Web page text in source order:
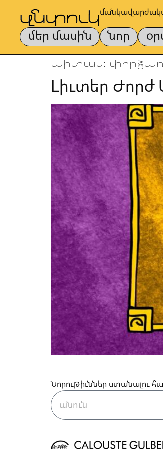
մեր մասին նոր
պիտակ:
Լիւտեր Ժորժ
Նորութիւններ ստանալու